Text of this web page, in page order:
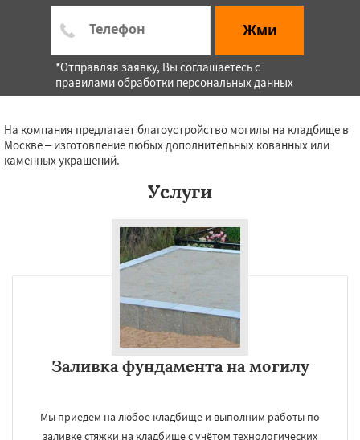
Жми
*Отправляя заявку, Вы соглашаетесь с
правилами обработки персональных данных
На компания предлагает благоустройство могилы на кладбище в
Москве – изготовление любых дополнительных кованных или
каменных украшений.
Услуги
Заливка фундамента на могилу
Мы приедем на любое кладбище и выполним работы по
заливке стяжки на кладбище с учётом технологических